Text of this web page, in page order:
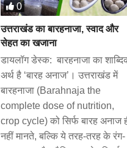
0
उत्तराखंड का बारहनाजा, स्वाद और
सेहत का खजाना
डायलॉग डेस्क: बारहनाजा का
अर्थ है ‘बारह अनाज’। उत्तराखंड में
बारहनाजा (Barahnaja the
complete dose of nutrition,
crop cycle) को सिर्फ बारह अनाज
नहीं मानते, बल्कि ये तरह-तरह के रंग-